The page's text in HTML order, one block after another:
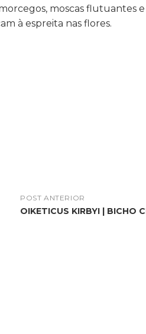
moscas flutuantes
à espreita nas flores.
POST ANTERIOR
OIKETICUS KIRBYI | BICHO